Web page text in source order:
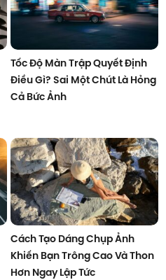
Tốc Độ Màn Trập Quyết Định
Điều Gì? Sai Một Chút Là Hỏng
Cả Bức Ảnh
Cách Tạo Dáng Chụp Ảnh
Khiến Bạn Trông Cao Và Thon
Hơn Ngay Lập Tức